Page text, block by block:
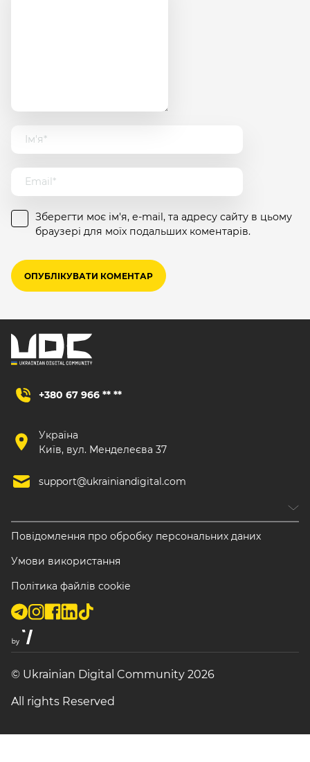
Зберегти моє ім'я, e-mail, та адресу сайту в цьому
браузері для моїх подальших коментарів.
+380 67 966 ** **
Україна
Київ, вул. Менделеєва 37
support@ukrainiandigital.com
Повідомлення про обробку персональних даних
Умови використання
Політика файлів cookie
© Ukrainian Digital Community 2026
All rights Reserved